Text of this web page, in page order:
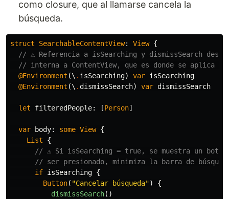
como closure, que al llamarse cancela la
búsqueda.
struct SearchableContentView: View {
// ⚠️ Referencia a isSearching y dismissSearch
// interna a ContentView, que es donde se aplica el
@Environment (\ . isSearching) var isSearching
@Environment (\ .dismissSearch) var dismissSearch
let filteredPeople: [Person]
var body: some View {
List
{
// ⚠️ Si isSearching = true, se muestra un
// ser presionado, minimiza la barra de
if isSearching {
Button( "Cancelar búsqueda")
{
dismissSearch()